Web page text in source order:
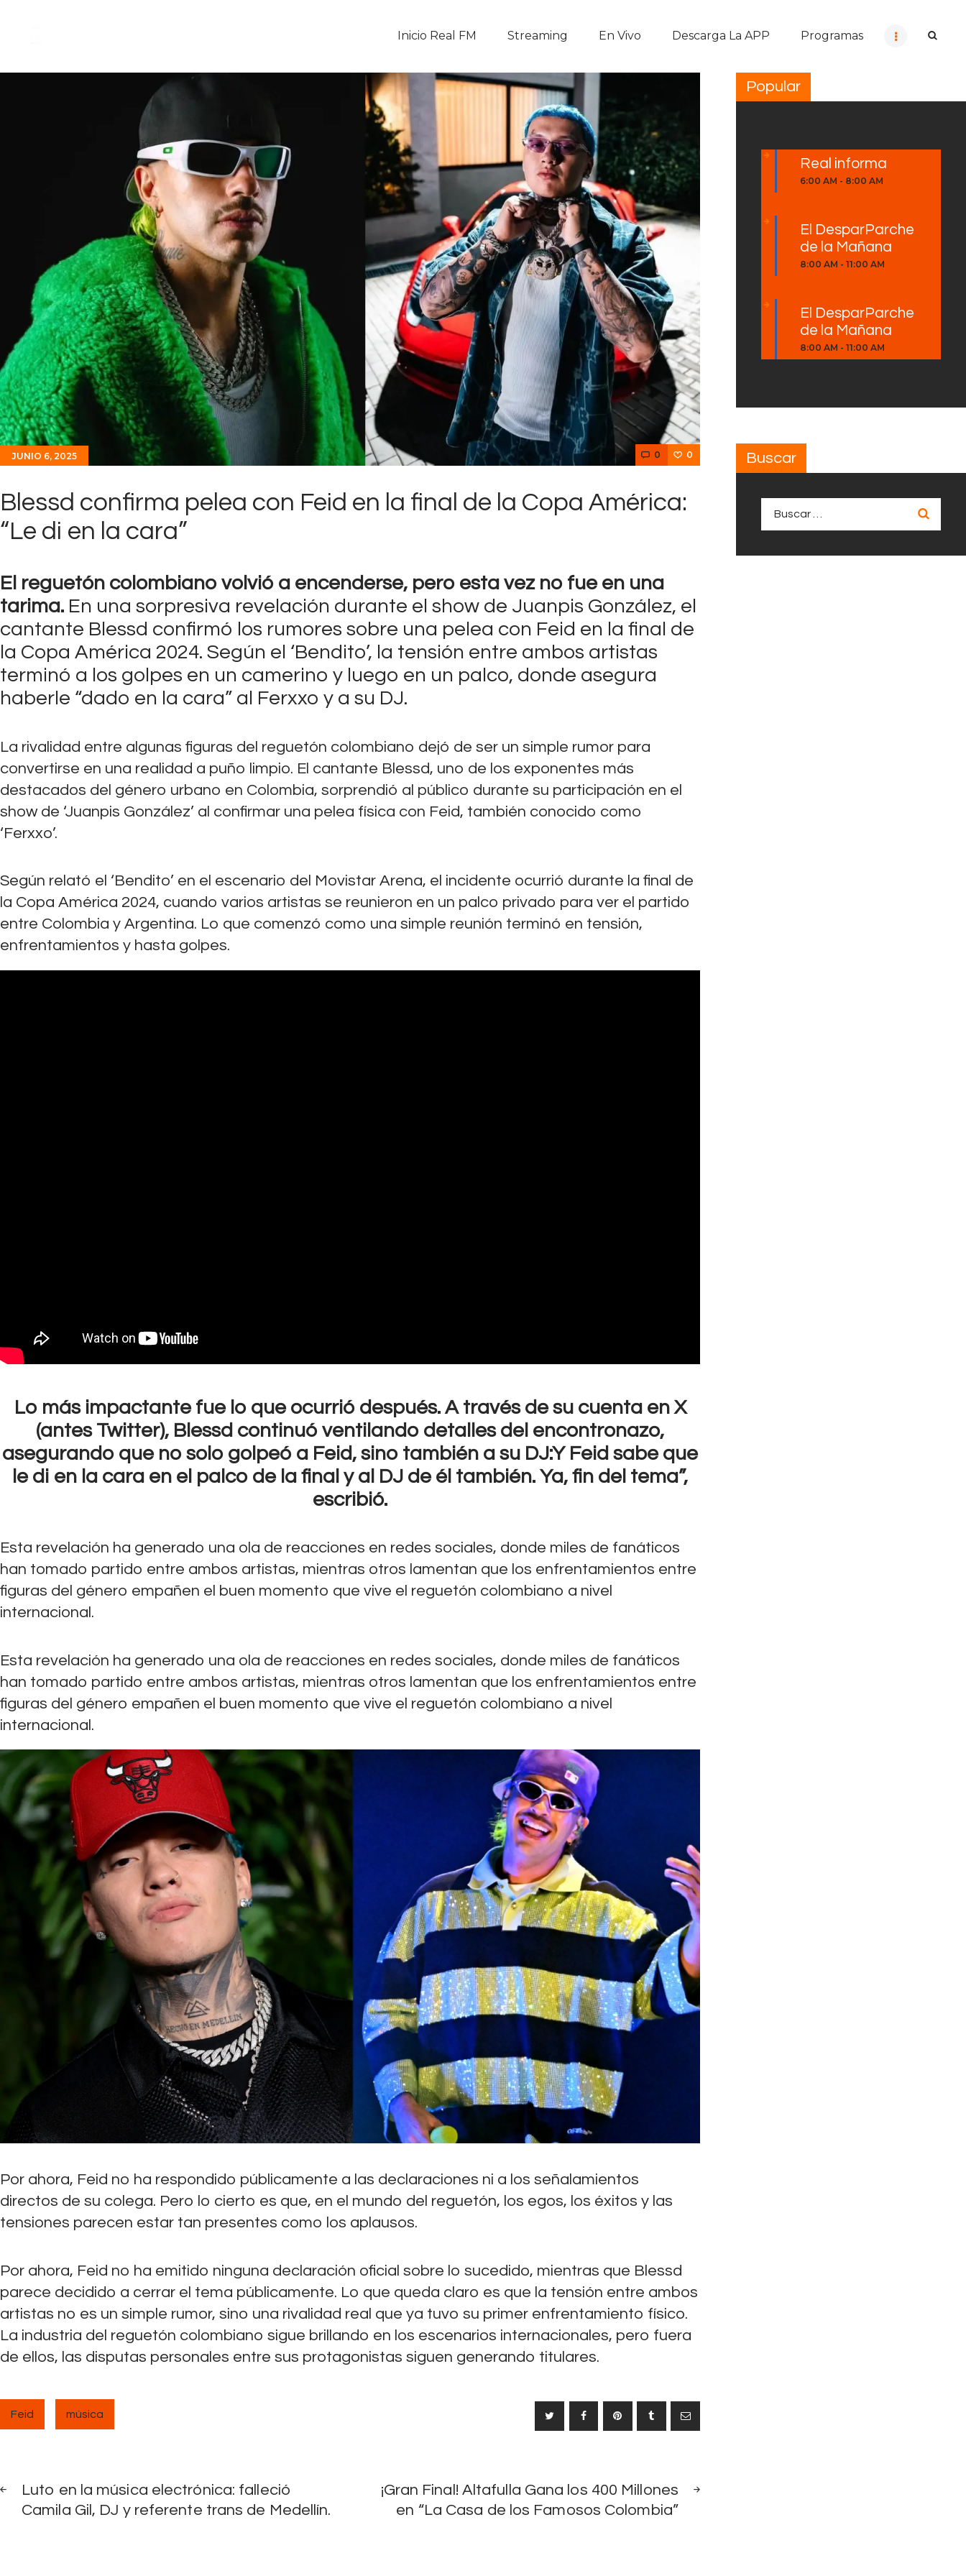
Inicio Real FM Streaming En Vivo Descarga La APP Programas
En Vivo
Descarga La APP
Programas
Noticias
Equipo
Sobre Nosotros
Contactos
JUNIO 6, 2025 0 0
Blessd confirma pelea con Feid en la final de la Copa América:
“Le di en la cara”
El reguetón colombiano volvió a encenderse, pero esta vez no fue en una
tarima. En una sorpresiva revelación durante el show de Juanpis González, el
cantante Blessd confirmó los rumores sobre una pelea con Feid en la final de
la Copa América 2024. Según el ‘Bendito’, la tensión entre ambos artistas
terminó a los golpes en un camerino y luego en un palco, donde asegura
haberle “dado en la cara” al Ferxxo y a su DJ.
La rivalidad entre algunas figuras del reguetón colombiano dejó de ser un simple rumor para
convertirse en una realidad a puño limpio. El cantante Blessd, uno de los exponentes más
destacados del género urbano en Colombia, sorprendió al público durante su participación en el
show de ‘Juanpis González’ al confirmar una pelea física con Feid, también conocido como
‘Ferxxo’.
Según relató el ‘Bendito’ en el escenario del Movistar Arena, el incidente ocurrió durante la final de
la Copa América 2024, cuando varios artistas se reunieron en un palco privado para ver el partido
entre Colombia y Argentina. Lo que comenzó como una simple reunión terminó en tensión,
enfrentamientos y hasta golpes.
Lo más impactante fue lo que ocurrió después. A través de su cuenta en X
(antes Twitter), Blessd continuó ventilando detalles del encontronazo,
asegurando que no solo golpeó a Feid, sino también a su DJ:Y Feid sabe que
le di en la cara en el palco de la final y al DJ de él también. Ya, fin del tema”,
escribió.
Esta revelación ha generado una ola de reacciones en redes sociales, donde miles de fanáticos
han tomado partido entre ambos artistas, mientras otros lamentan que los enfrentamientos entre
figuras del género empañen el buen momento que vive el reguetón colombiano a nivel
internacional.
Esta revelación ha generado una ola de reacciones en redes sociales, donde miles de fanáticos
han tomado partido entre ambos artistas, mientras otros lamentan que los enfrentamientos entre
figuras del género empañen el buen momento que vive el reguetón colombiano a nivel
internacional.
Por ahora, Feid no ha respondido públicamente a las declaraciones ni a los señalamientos
directos de su colega. Pero lo cierto es que, en el mundo del reguetón, los egos, los éxitos y las
tensiones parecen estar tan presentes como los aplausos.
Por ahora, Feid no ha emitido ninguna declaración oficial sobre lo sucedido, mientras que Blessd
parece decidido a cerrar el tema públicamente. Lo que queda claro es que la tensión entre ambos
artistas no es un simple rumor, sino una rivalidad real que ya tuvo su primer enfrentamiento físico.
La industria del reguetón colombiano sigue brillando en los escenarios internacionales, pero fuera
de ellos, las disputas personales entre sus protagonistas siguen generando titulares.
Feid música
Navegación
de
POST
Luto en la música electrónica: falleció
Camila Gil, DJ y referente trans de Medellín.
POST
¡Gran Final! Altafulla Gana los 400 Millones
en “La Casa de los Famosos Colombia”
1
TENDENCIAS
T
u
m
p
f
r
m
a
e
n
p
a
a
Popular
Real informa
6:00 AM - 8:00 AM
El DesparParche
de la Mañana
8:00 AM -11:00 AM
El DesparParche
de la Mañana
8:00 AM -11:00 AM
Buscar